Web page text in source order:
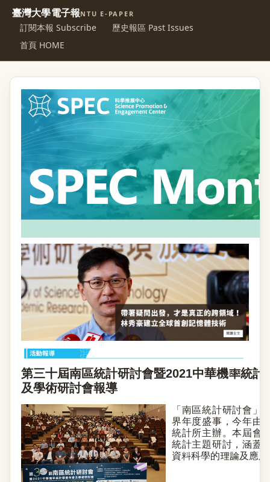
臺灣大學電子報NTU E-PAPER
訂閱本報 Subscribe
歷史報區 Past Issues
首頁 HOME
第三十屆南區統計研討會暨2021中華機率統計
及學術研討會報導
「南區統計研討會」
界年度盛事，今年由
統計所主辦。本屆會
統計主題研討，涵蓋
資料科學的理論及應